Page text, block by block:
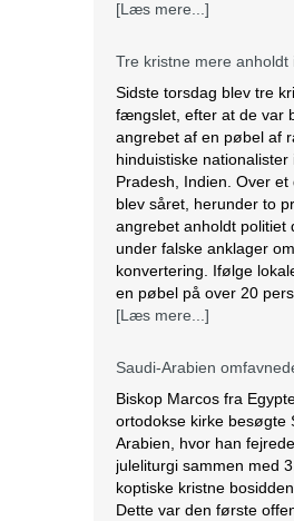
[Læs mere...]
Tre kristne mere anholdt
Sidste torsdag blev tre
fængslet, efter at de var
angrebet af en pøbel af
hinduistiske nationalister
Pradesh, Indien. Over et
blev såret, herunder to
angrebet anholdt politiet
under falske anklager
konvertering. Ifølge
en pøbel på over 20
[Læs mere...]
Saudi-Arabien
Biskop Marcos fra
ortodokse kirke besøgte
Arabien, hvor han
juleliturgi sammen med
koptiske kristne
Dette var den første